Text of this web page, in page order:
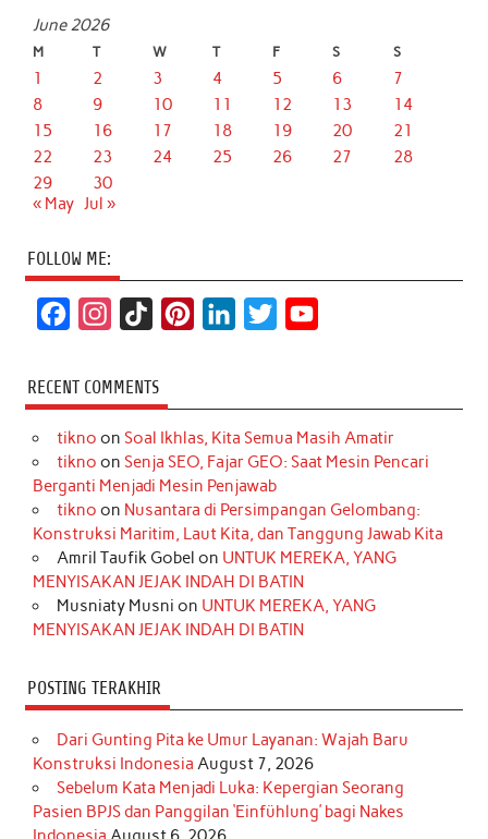
June 2026
M T W T F S S
1 2 3 4 5 6
7
8
9 10 11 12 13
14
15
16 17 18 19 20
21
22
23 24 25 26 27
28
29
30
« May Jul »
FOLLOW ME:
c
e
b
o
k
s
t
a
r
a
m
k
T
o
k
t
e
e
s
t
k
e
d
I
n
t
t
r
T
u
e
RECENT COMMENTS
tikno on Soal Ikhlas, Kita Semua Masih Amatir
tikno on Senja SEO, Fajar GEO: Saat Mesin Pencari
Berganti Menjadi Mesin Penjawab
tikno on Nusantara di Persimpangan Gelombang:
Konstruksi Maritim, Laut Kita, dan Tanggung Jawab Kita
Amril Taufik Gobel on UNTUK MEREKA, YANG
MENYISAKAN JEJAK INDAH DI BATIN
Musniaty Musni on UNTUK MEREKA, YANG
MENYISAKAN JEJAK INDAH DI BATIN
POSTING TERAKHIR
Dari Gunting Pita ke Umur Layanan: Wajah Baru
Konstruksi Indonesia August 7, 2026
Sebelum Kata Menjadi Luka: Kepergian Seorang
Pasien BPJS dan Panggilan ‘Einfühlung’ bagi Nakes